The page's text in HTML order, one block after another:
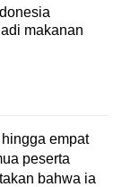
makanan
empat
peserta
bahwa ia